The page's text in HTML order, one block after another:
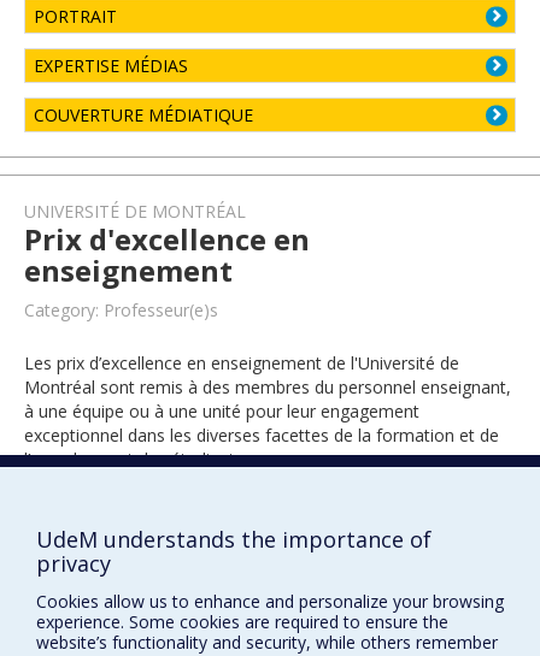
PORTRAIT
EXPERTISE MÉDIAS
COUVERTURE MÉDIATIQUE
UNIVERSITÉ DE MONTRÉAL
Prix d'excellence en
enseignement
Category: Professeur(e)s
Les prix d’excellence en enseignement de l'Université de
Montréal sont remis à des membres du personnel enseignant,
à une équipe ou à une unité pour leur engagement
exceptionnel dans les diverses facettes de la formation et de
l’encadrement des étudiants.
UdeM understands the importance of
privacy
Cookies allow us to enhance and personalize your browsing
experience. Some cookies are required to ensure the
website’s functionality and security, while others remember